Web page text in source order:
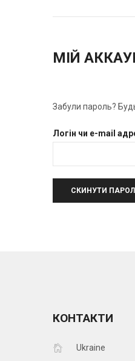
МІЙ
Забули пароль?
Логін чи e-mail
СКИНУТИ
КОНТАКТИ
Ukraine